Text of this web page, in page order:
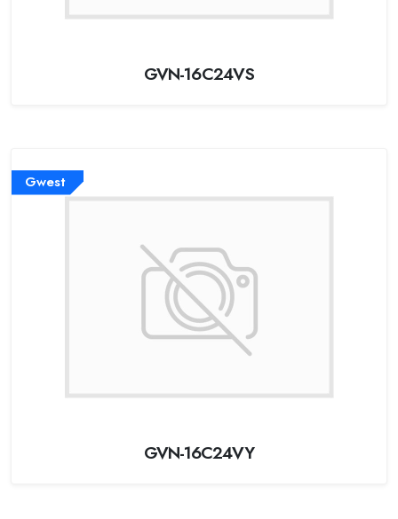
GVN-16C24VS
Gwest
GVN-16C24VY